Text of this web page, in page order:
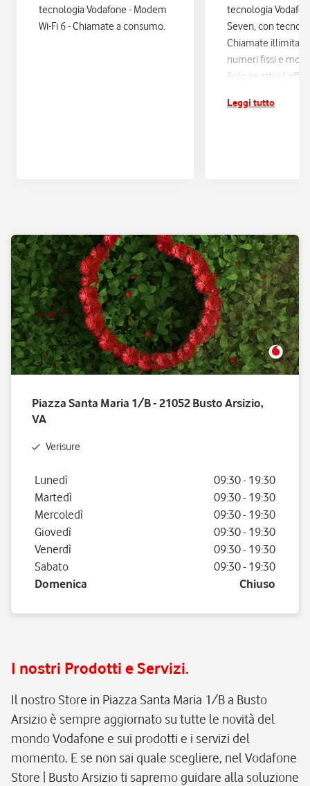
tecnologia Vodafone - Modem
Wi-Fi 6 - Chiamate a consumo.
tecnologia
Seven, con
Chiamate illimitate
numeri fissi e
Solo se attivi
sconti ed
Leggi tutto
Piazza Santa Maria 1/B - 21052 Busto Arsizio,
VA
Verisure
Giorno della settimana
Lunedì 09:30- 19:30
Martedì
09:30- 19:30
Mercoledì
09:30- 19:30
Giovedì
09:30- 19:30
Venerdì
09:30- 19:30
Sabato
09:30- 19:30
Domenica
Chiuso
I nostri Prodotti e Servizi.
Il nostro Store in Piazza Santa Maria 1/B a Busto
Arsizio è sempre aggiornato su tutte le novità del
mondo Vodafone e sui prodotti e i servizi del
momento. E se non sai quale scegliere, nel Vodafone
Store | Busto Arsizio ti sapremo guidare alla soluzione